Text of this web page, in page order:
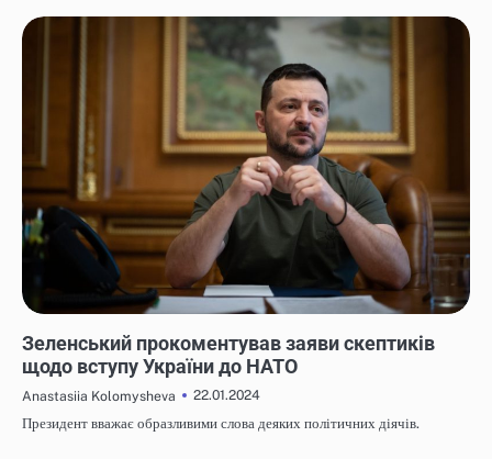
Зеленський прокоментував заяви скептиків
щодо вступу України до НАТО
Anastasiia Kolomysheva
22.01.2024
Президент вважає образливими слова деяких політичних діячів.